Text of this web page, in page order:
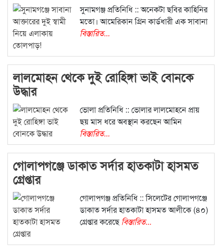
সুনামগঞ্জ প্রতিনিধি :: অনেকটা ছবির কাহিনির
মতো। আমেরিকান গ্রিন কার্ডধারী এক সাবানা
বিস্তারিত...
লালমোহন থেকে দুই রোহিঙ্গা ভাই বোনকে
উদ্ধার
ভোলা প্রতিনিধি :: ভোলার লালমোহনে প্রায়
ছয় মাস ধরে অবস্থান করছেন আমিন
বিস্তারিত...
গোলাপগঞ্জে ডাকাত সর্দার হাতকাটা হাসমত
গ্রেপ্তার
গোলাপগঞ্জ প্রতিনিধি :: সিলেটের গোলাপগঞ্জে
ডাকাত সর্দার হাতকাটা হাসমত আলীকে (৪০)
গ্রেপ্তার করেছে বিস্তারিত...